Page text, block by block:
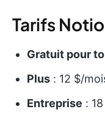
Tarifs
Gratuit pour
Plus : 12 $/
Entreprise :